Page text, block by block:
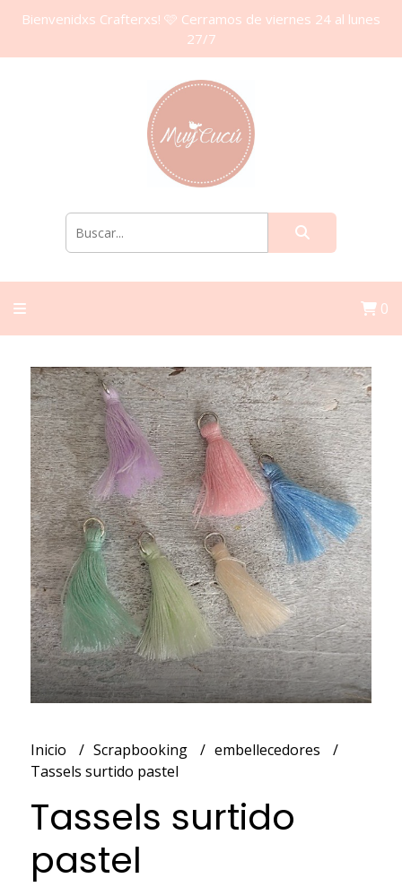
Bienvenidxs Crafterxs! 🩷 Cerramos de viernes 24 al lunes
27/7
0
Inicio Scrapbooking
embellecedores
Tassels surtido pastel
Tassels surtido
pastel